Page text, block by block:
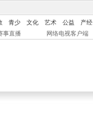
青少 文化 艺术 公益 产经
事直播 网络电视客户端